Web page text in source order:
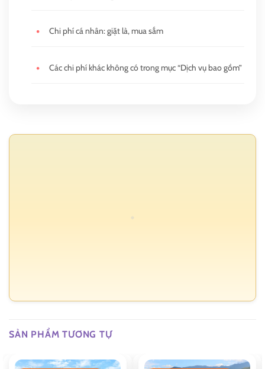
• Chi phí cá nhân: giặt là, mua sắm
• Các chi phí khác không có trong mục “Dịch vụ bao gồm”
SẢN PHẨM TƯƠNG TỰ